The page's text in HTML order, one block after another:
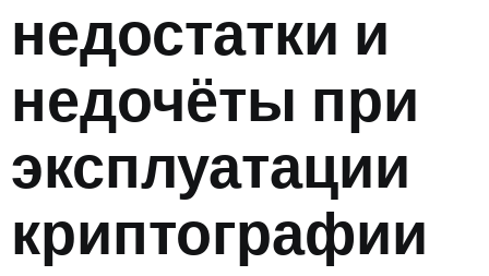
недостатки и
недочёты при
эксплуатации
криптографии